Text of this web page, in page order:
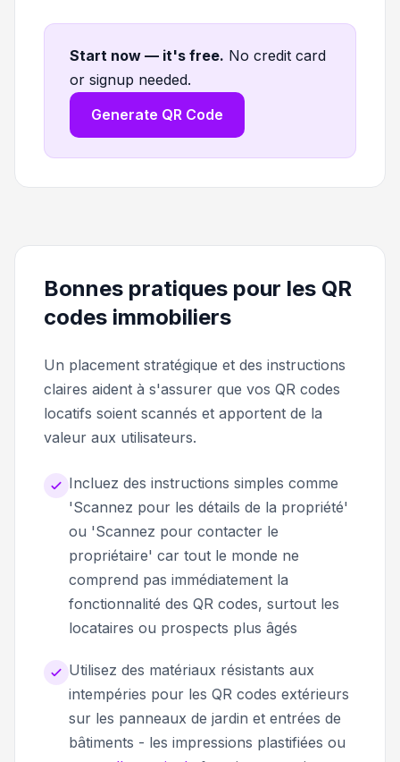
Start now — it's free. No credit card
or signup needed.
Generate QR Code
Bonnes pratiques pour les QR
codes immobiliers
Un placement stratégique et des instructions
claires aident à s'assurer que vos QR codes
locatifs soient scannés et apportent de la
valeur aux utilisateurs.
Incluez des instructions simples comme
'Scannez pour les détails de la propriété'
ou 'Scannez pour contacter le
propriétaire' car tout le monde ne
comprend pas immédiatement la
fonctionnalité des QR codes, surtout les
locataires ou prospects plus âgés
Utilisez des matériaux résistants aux
intempéries pour les QR codes extérieurs
sur les panneaux de jardin et entrées de
bâtiments - les impressions plastifiées ou